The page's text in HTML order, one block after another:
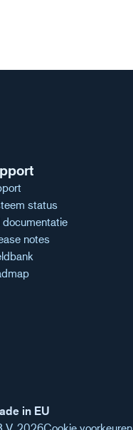
status
documentatie
notes
in EU